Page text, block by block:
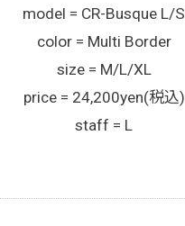
model = CR-Busque L/S
color = Multi Border
size = M/L/XL
price = 24,200yen(税込)
staff = L